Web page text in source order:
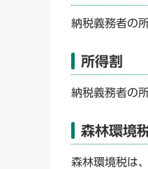
納税義務者の
所得割
納税義務者の
森林環境
森林環境税は